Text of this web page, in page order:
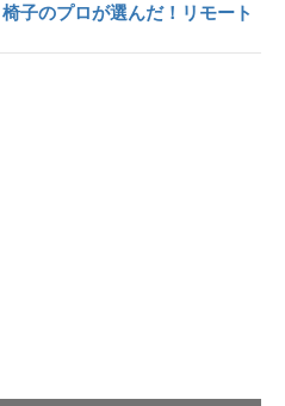
子のプロが選んだ！リモート